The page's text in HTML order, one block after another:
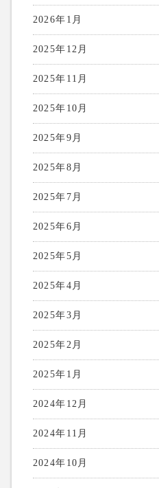
2026年1月
2025年12月
2025年11月
2025年10月
2025年9月
2025年8月
2025年7月
2025年6月
2025年5月
2025年4月
2025年3月
2025年2月
2025年1月
2024年12月
2024年11月
2024年10月